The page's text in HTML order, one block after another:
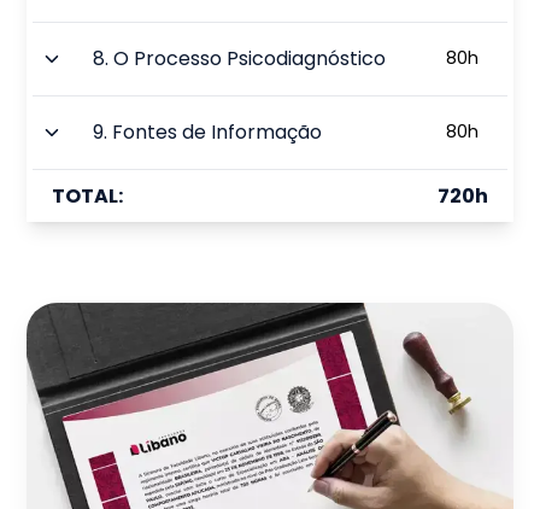
8.O Processo Psicodiagnóstico 80h
9. Fontes de Informação 80h
TOTAL: 720h